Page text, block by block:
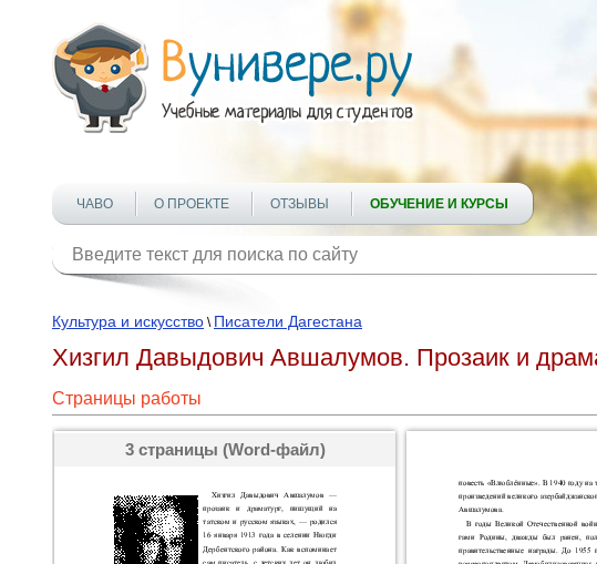
ЧАВО О ПРОЕКТЕ ОТЗЫВЫ ОБУЧЕНИЕ И КУРСЫ
Культура и искусство \ Писатели Дагестана
Хизгил Давыдович Авшалумов. Прозаик и
Страницы работы
3 страницы (Word-файл)